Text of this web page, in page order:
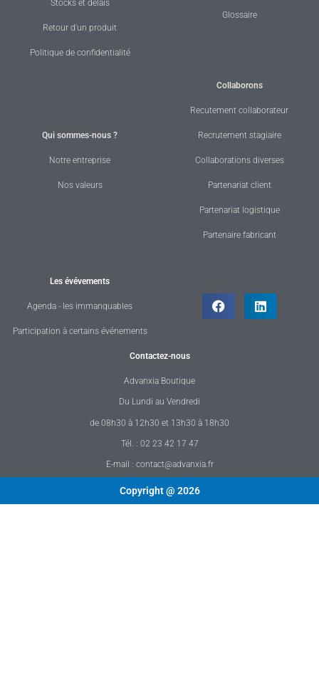
Stocks et délais
Retour d'un produit
Politique de confidentialité
Glossaire
Qui sommes-nous ?
Notre entreprise
Nos valeurs
Collaborons
Recutement collaborateur
Recrutement stagiaire
Collaborations diverses
Partenariat client
Partenariat logistique
Partenaire fabricant
Les évévements
Agenda - les immanquables
Participation à certains événements
Contactez-nous
Advanxia Boutique
Du Lundi au Vendredi
de 08h30 à 12h30 et 13h30 à 18h30
Tél. : 02 23 42 17 47
E-mail : contact@advanxia.fr
Copyright @ 2026